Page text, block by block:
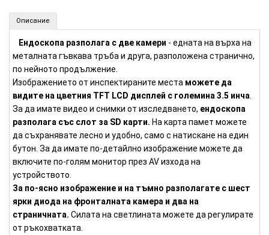
Описание
Ендоскопа разполага с две камери - едната на върха на
металната гъвкава тръба и друга, разположена странично,
по нейното продължение.
Изображението от инспектираните места можете да
видите на цветния TFT LCD дисплей с големина 3.5 инча
За да имате видео и снимки от изследването, ендоскопа
разполага със слот за SD карти. На карта памет можете
да съхранявате лесно и удобно, само с натискане на един
бутон. За да имате по-детайлно изображение можете да
включите по-голям монитор през AV изхода на
устройството.
За по-ясно изображение и на тъмно разполагате с шест
ярки диода на фронталната камера и два на
страничната. Силата на светлината можете да регулирате
от ръкохватката.